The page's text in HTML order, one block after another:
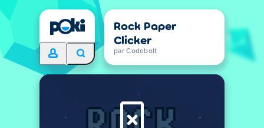
Rock Paper
Clicker
par Codebolt